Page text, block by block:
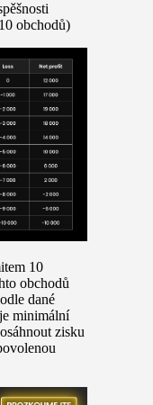
obchodů)
10
obchodů
dané
minimální
zisku